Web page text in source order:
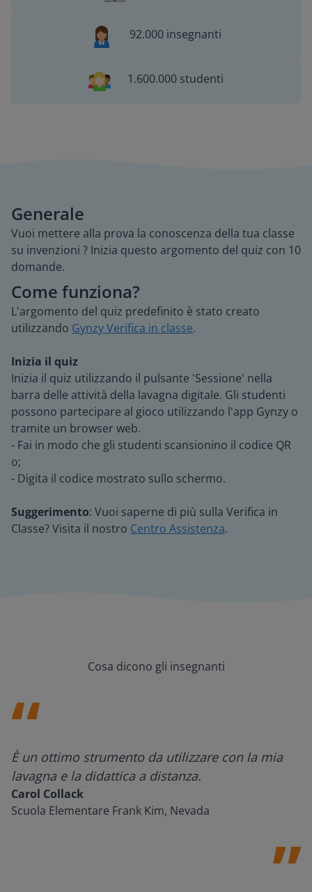
92.000 insegnanti
1.600.000 studenti
Generale
Vuoi mettere alla prova la conoscenza della tua classe
su invenzioni ? Inizia questo argomento del quiz con 10
domande.
Come funziona?
L'argomento del quiz predefinito è stato creato
utilizzando Gynzy Verifica in classe.
Inizia il quiz
Inizia il quiz utilizzando il pulsante 'Sessione' nella
barra delle attività della lavagna digitale. Gli studenti
possono partecipare al gioco utilizzando l'app Gynzy o
tramite un browser web.
- Fai in modo che gli studenti scansionino il codice QR
o;
- Digita il codice mostrato sullo schermo.
Suggerimento: Vuoi saperne di più sulla Verifica in
Classe? Visita il nostro Centro Assistenza.
Cosa dicono gli insegnanti
È un ottimo strumento da utilizzare con la mia
lavagna e la didattica a distanza.
Carol Collack
Scuola Elementare Frank Kim, Nevada